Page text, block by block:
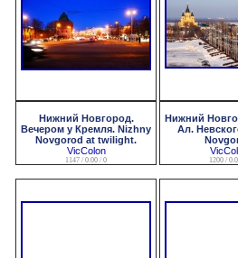
Нижний Новгород.
Вечером у Кремля. Nizhny
Novgorod at twilight.
VicColon
1147 / 0.00 / 0
Нижний
Ал.
1200 /